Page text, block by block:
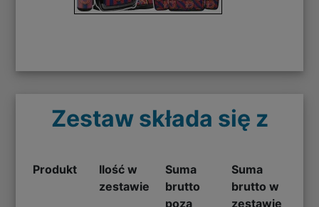
Zestaw składa się z
Produkt
Ilość w
zestawie
Suma
brutto
poza
Suma
brutto w
zestawie